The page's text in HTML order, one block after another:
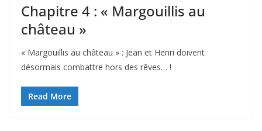
Chapitre 4 : « Margouillis au
château »
« Margouillis au château » : Jean et Henri doivent
désormais combattre hors des rêves… !
Read More